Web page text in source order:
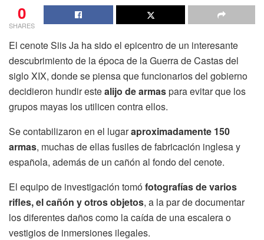
0
SHARES
El cenote Siis Ja ha sido el epicentro de un interesante
descubrimiento de la época de la Guerra de Castas del
siglo XIX, donde se piensa que funcionarios del gobierno
decidieron hundir estealijo de armaspara evitar que los
grupos mayas los utilicen contra ellos.
Se contabilizaron en el lugaraproximadamente 150
armas, muchas de ellas fusiles de fabricación inglesa y
española, además de un cañón al fondo del cenote.
El equipo de investigación tomófotografías de varios
rifles, el cañón y otros objetos, a la par de documentar
los diferentes daños como la caída de una escalera o
vestigios de inmersiones ilegales.